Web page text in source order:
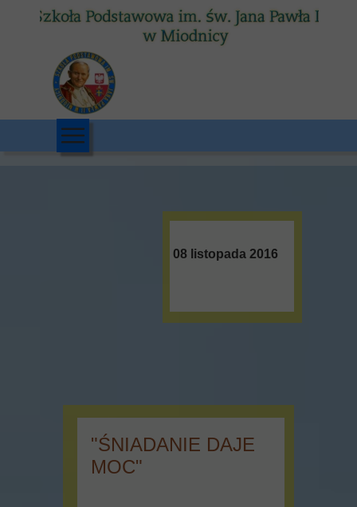
08 listopada 2016
"ŚNIADANIE DAJE
MOC"